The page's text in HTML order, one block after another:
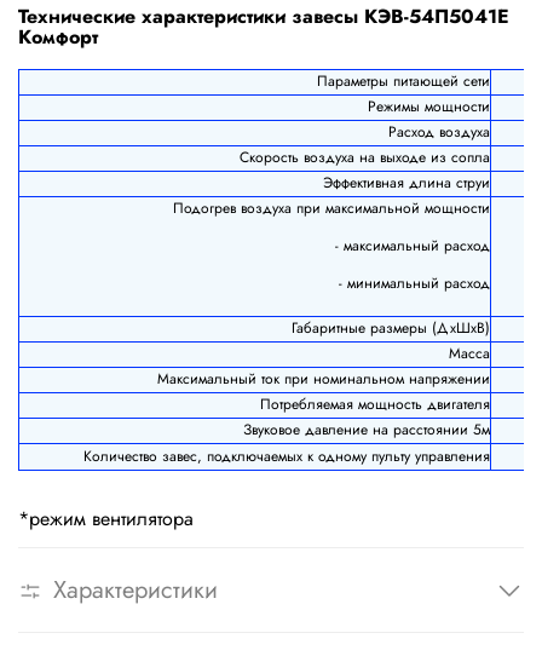
Технические характеристики завесы КЭВ-54П5041Е
Комфорт
Параметры питающей сети
Режимы мощности
Расход воздуха
Скорость воздуха на выходе из сопла
Эффективная длина струи
Подогрев воздуха при максимальной мощности
- максимальный расход
- минимальный расход
Габаритные размеры (ДхШхВ)
Масса
Максимальный ток при номинальном напряжении
Потребляемая мощность двигателя
Звуковое давление на расстоянии 5м
Количество завес, подключаемых к одному пульту управления
*режим вентилятора
Характеристики